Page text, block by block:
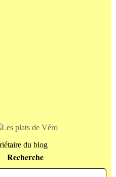
du blog
Recherche